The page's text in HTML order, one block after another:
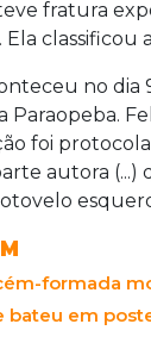
fratura
classificou
no dia
Paraopeba.
foi
autora
formada
bateu em